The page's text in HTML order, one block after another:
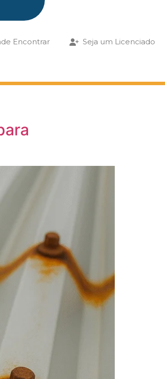
Encontrar Seja um Licenciado